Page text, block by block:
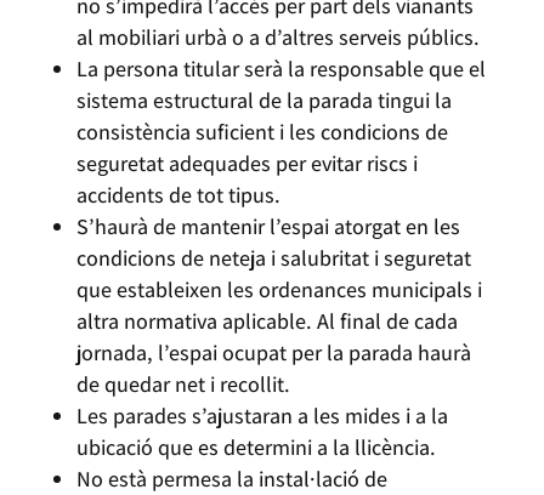
al mobiliari urbà o a d’altres serveis públics.
La persona titular serà la responsable que el
sistema estructural de la parada tingui la
consistència suficient i les condicions de
seguretat adequades per evitar riscs i
accidents de tot tipus.
S’haurà de mantenir l’espai atorgat en les
condicions de neteja i salubritat i seguretat
que estableixen les ordenances municipals i
altra normativa aplicable. Al final de cada
jornada, l’espai ocupat per la parada haurà
de quedar net i recollit.
Les parades s’ajustaran a les mides i a la
ubicació que es determini a la llicència.
No està permesa la instal·lació de